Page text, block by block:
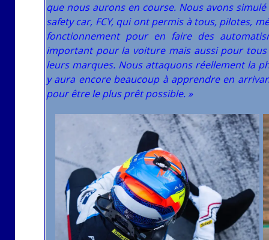
que nous aurons en course. Nous avons
safety car, FCY, qui ont permis à tous, pilotes,
fonctionnement pour en faire des
important pour la voiture mais aussi pour
leurs marques. Nous attaquons réellement la
y aura encore beaucoup à apprendre en
pour être le plus prêt possible. »